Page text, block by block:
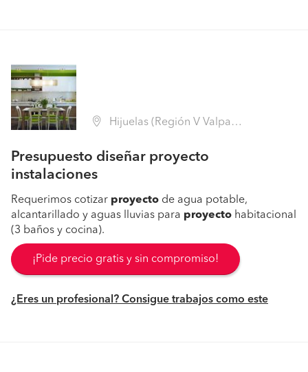
Hijuelas (Región V Valparaíso - Quillota)
Presupuesto diseñar proyecto
instalaciones
Requerimos cotizar proyecto de agua potable,
alcantarillado y aguas lluvias para proyecto habitacional
(3 baños y cocina).
¡Pide precio gratis y sin compromiso!
¿Eres un profesional? Consigue trabajos como este